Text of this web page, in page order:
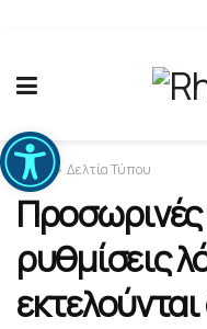
Ανοίξτε τη γραμμή εργαλείων
Home Δελτία Τύπου
ρυθμίσεις